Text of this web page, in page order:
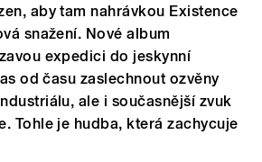
aby tam nahrávkou Existence
snažení. Nové album
expedici do jeskynní
od času zaslechnout ozvěny
ale i současnější zvuk
Tohle je hudba, která zachycuje